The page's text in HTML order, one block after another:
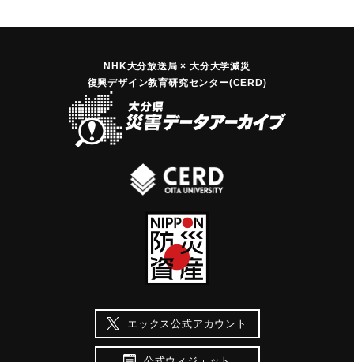
NHK大分放送局 × 大分大学減災
復興デザイン教育研究センター(CERD)
エックス公式アカウント